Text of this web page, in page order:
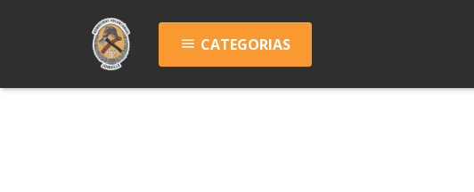
menu CATEGORIAS